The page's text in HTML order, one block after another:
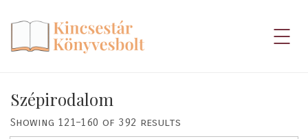
Szépirodalom
Showing 121–160 of 392 results